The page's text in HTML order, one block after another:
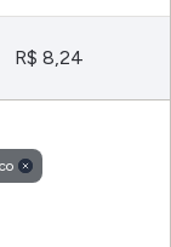
R$ 8,24